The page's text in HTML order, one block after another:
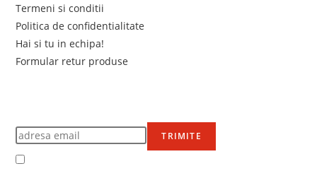
Termeni si conditii
Politica de confidentialitate
Hai si tu in echipa!
Formular retur produse
TRIMITE